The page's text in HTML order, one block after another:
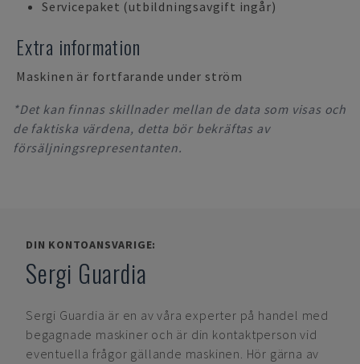
Servicepaket (utbildningsavgift ingår)
Extra information
Maskinen är fortfarande under ström
*Det kan finnas skillnader mellan de data som visas och
de faktiska värdena, detta bör bekräftas av
försäljningsrepresentanten.
DIN KONTOANSVARIGE:
Sergi Guardia
Sergi Guardia är en av våra experter på handel med
begagnade maskiner och är din kontaktperson vid
eventuella frågor gällande maskinen. Hör gärna av